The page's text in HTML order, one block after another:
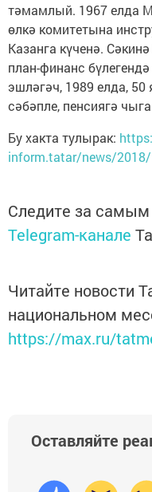
тәмамлый. 1967 елда
өлкә комитетына
Казанга күченә.
план-финанс
эшләгәч, 1989 елда,
сәбәпле, пенсиягә
Бу хакта тулырак:
inform.tatar/news/
Следите за
Telegram-канале
Читайте новости
национальном
https://max.ru/
Оставляйте